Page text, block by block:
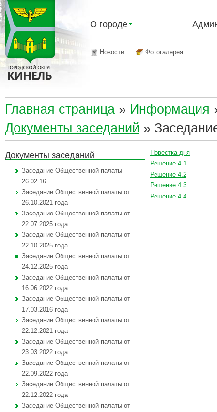
О городе
Новости Фотогалерея
Главная страница » Информация
Документы заседаний »
Документы заседаний
Заседание Общественной палаты
26.02.16
Заседание Общественной палаты от
26.10.2021 года
Заседание Общественной палаты от
22.07.2025 года
Заседание Общественной палаты от
22.10.2025 года
Заседание Общественной палаты от
24.12.2025 года
Заседание Общественной палаты от
16.06.2022 года
Заседание Общественной палаты от
17.03.2016 года
Заседание Общественной палаты от
22.12.2021 года
Заседание Общественной палаты от
23.03.2022 года
Заседание Общественной палаты от
22.09.2022 года
Заседание Общественной палаты от
22.12.2022 года
Заседание Общественной палаты от
Повестка дня
Решение 4.1
Решение 4.2
Решение 4.3
Решение 4.4